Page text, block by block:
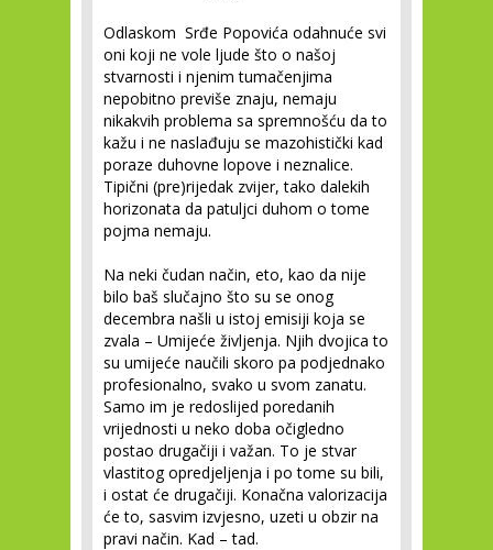
Odlaskom Srđe Popovića odahnuće svi
oni koji ne vole ljude što o našoj
stvarnosti i njenim tumačenjima
nepobitno previše znaju, nemaju
nikakvih problema sa spremnošću da to
kažu i ne naslađuju se mazohistički kad
poraze duhovne lopove i neznalice.
Tipični (pre)rijedak zvijer, tako dalekih
horizonata da patuljci duhom o tome
pojma nemaju.
Na neki čudan način, eto, kao da nije
bilo baš slučajno što su se onog
decembra našli u istoj emisiji koja se
zvala – Umijeće življenja. Njih dvojica to
su umijeće naučili skoro pa podjednako
profesionalno, svako u svom zanatu.
Samo im je redoslijed poredanih
vrijednosti u neko doba očigledno
postao drugačiji i važan. To je stvar
vlastitog opredjeljenja i po tome su bili,
i ostat će drugačiji. Konačna valorizacija
će to, sasvim izvjesno, uzeti u obzir na
pravi način. Kad – tad.